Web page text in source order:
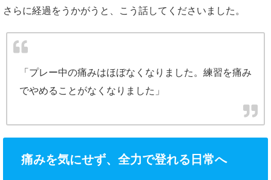
さらに経過をうかがうと、こう話してくださいました。
「プレー中の痛みはほぼなくなりました。練習を痛み
でやめることがなくなりました」
痛みを気にせず、全力で登れる日常へ